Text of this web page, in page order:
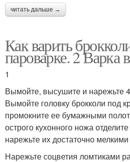
читать дальше →
Как варить
пароварке. 2 Варка
1
Вымойте, высушите и нарежьте
Вымойте головку брокколи под
промокните ее бумажными
острого кухонного ножа
нарежьте их достаточно
Нарежьте соцветия ломтиками